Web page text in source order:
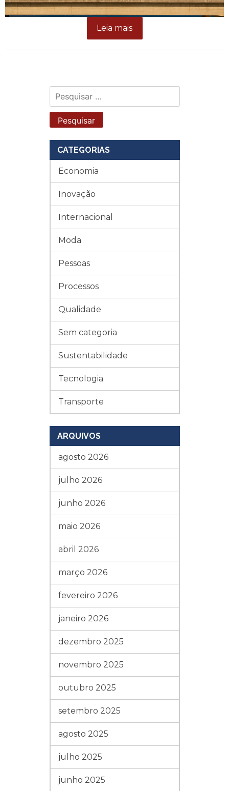
Pesquisar
por:
CATEGORIAS
Economia
Inovação
Internacional
Moda
Pessoas
Processos
Qualidade
Sem categoria
Sustentabilidade
Tecnologia
Transporte
ARQUIVOS
agosto 2026
julho 2026
junho 2026
maio 2026
abril 2026
março 2026
fevereiro 2026
janeiro 2026
dezembro 2025
novembro 2025
outubro 2025
setembro 2025
agosto 2025
julho 2025
junho 2025
Leia mais